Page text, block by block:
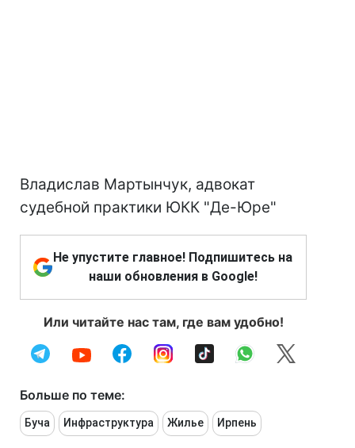
Владислав Мартынчук, адвокат
судебной практики ЮКК "Де-Юре"
Не упустите главное! Подпишитесь на
наши обновления в Google!
Или читайте нас там, где вам удобно!
Больше по теме:
Буча Инфраструктура Жилье Ирпень